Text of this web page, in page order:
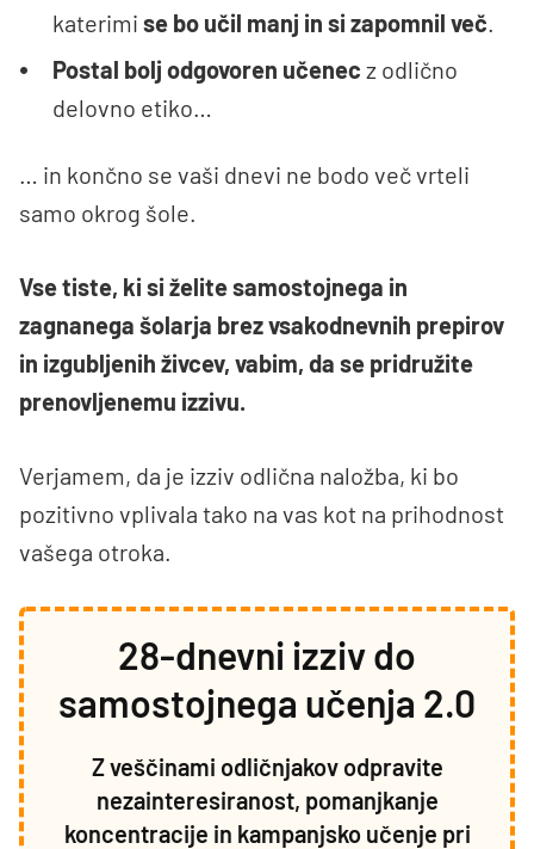
katerimi se bo učil manj in si zapomnil več
Postal bolj odgovoren učenec z odlično
delovno etiko…
… in končno se vaši dnevi ne bodo več vrteli
samo okrog šole.
Vse tiste, ki si želite samostojnega in
zagnanega šolarja brez vsakodnevnih prepirov
in izgubljenih živcev, vabim, da se pridružite
prenovljenemu izzivu.
Verjamem, da je izziv odlična naložba, ki bo
pozitivno vplivala tako na vas kot na prihodnost
vašega otroka.
28-dnevni izziv do
samostojnega učenja 2.0
Z veščinami odličnjakov odpravite
nezainteresiranost, pomanjkanje
koncentracije in kampanjsko učenje pri